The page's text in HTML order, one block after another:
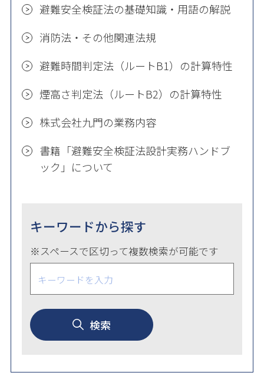
避難安全検証法の基礎知識・用語の解説
消防法・その他関連法規
避難時間判定法（ルートB1）の計算特性
煙高さ判定法（ルートB2）の計算特性
株式会社九門の業務内容
書籍「避難安全検証法設計実務ハンドブ
ック」について
キーワードから探す
※スペースで区切って複数検索が可能です
検索